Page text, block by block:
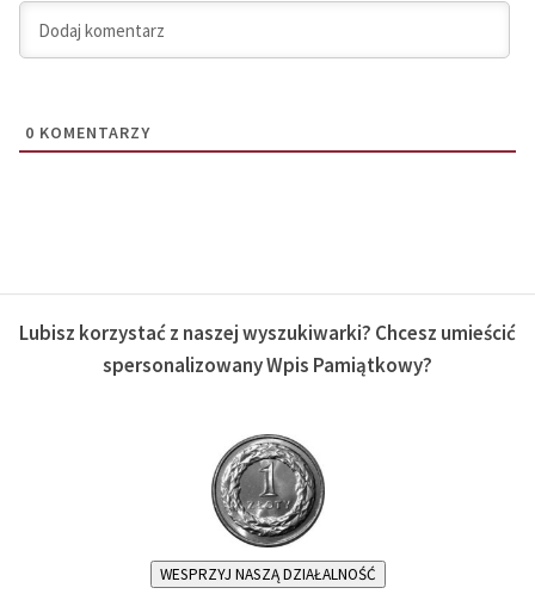
0 KOMENTARZY
Lubisz korzystać z naszej wyszukiwarki? Chcesz umieścić
spersonalizowany Wpis Pamiątkowy?
WESPRZYJ NASZĄ DZIAŁALNOŚĆ